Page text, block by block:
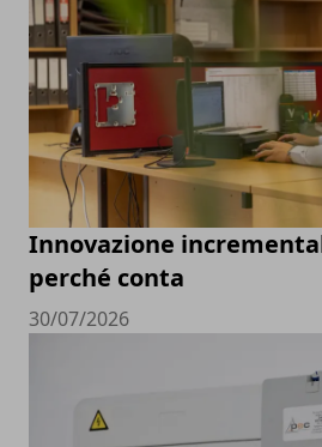
Innovazione
perché conta
30/07/2026